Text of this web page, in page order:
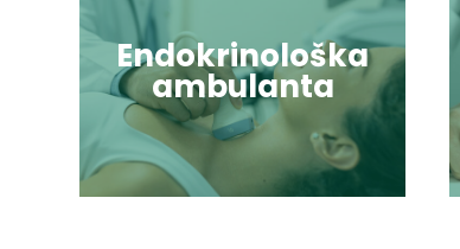
Endokrinološka
ambulanta